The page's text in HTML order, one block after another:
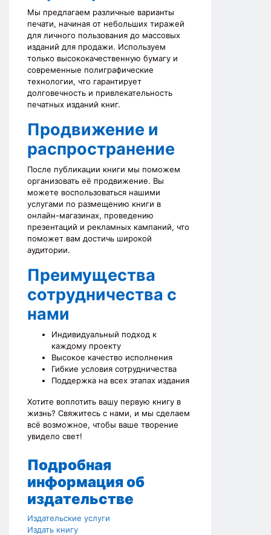
Мы предлагаем различные варианты
печати, начиная от небольших тиражей
для личного пользования до массовых
изданий для продажи. Используем
только высококачественную бумагу и
современные полиграфические
технологии, что гарантирует
долговечность и привлекательность
печатных изданий книг.
Продвижение и
распространение
После публикации книги мы поможем
организовать её продвижение. Вы
можете воспользоваться нашими
услугами по размещению книги в
онлайн-магазинах, проведению
презентаций и рекламных кампаний, что
поможет вам достичь широкой
аудитории.
Преимущества
сотрудничества с
нами
Индивидуальный подход к
каждому проекту
Высокое качество исполнения
Гибкие условия сотрудничества
Поддержка на всех этапах издания
Хотите воплотить вашу первую книгу в
жизнь? Свяжитесь с нами, и мы сделаем
всё возможное, чтобы ваше творение
увидело свет!
Подробная
информация об
издательстве
Издательские услуги
Издать книгу